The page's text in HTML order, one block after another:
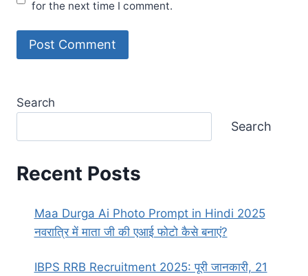
for the next time I comment.
Search
Search
Recent Posts
Maa Durga Ai Photo Prompt in Hindi 2025
नवरात्रि में माता जी की एआई फोटो कैसे बनाएं?
IBPS RRB Recruitment 2025: पूरी जानकारी, 21